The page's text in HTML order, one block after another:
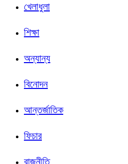
খেলাধুলা
শিক্ষা
অন্যান্য
বিনোদন
আন্তর্জাতিক
ফিচার
রাজনীতি